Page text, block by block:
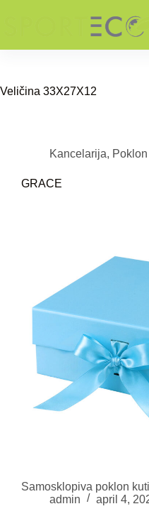
Veličina 33X27X12
Kancelarija,
GRACE
Samosklopiva poklon
admin
april 4,